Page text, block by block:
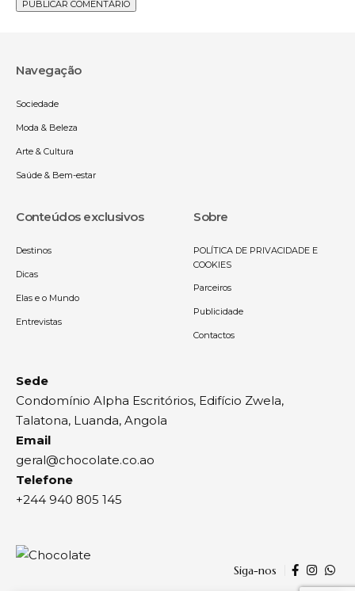
Navegação
Sociedade
Moda & Beleza
Arte & Cultura
Saúde & Bem-estar
Conteúdos exclusivos
Destinos
Dicas
Elas e o Mundo
Entrevistas
Sobre
POLÍTICA DE PRIVACIDADE E
COOKIES
Parceiros
Publicidade
Contactos
Sede
Condomínio Alpha Escritórios, Edifício Zwela,
Talatona, Luanda, Angola
Email
geral@chocolate.co.ao
Telefone
+244 940 805 145
Siga-nos